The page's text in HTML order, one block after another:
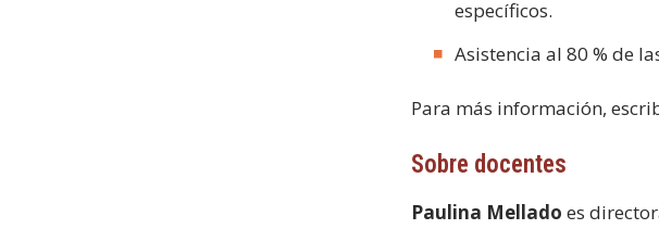
específicos.
Asistencia al 80 % de
Para más información,
Sobre docentes
Paulina Mellado es